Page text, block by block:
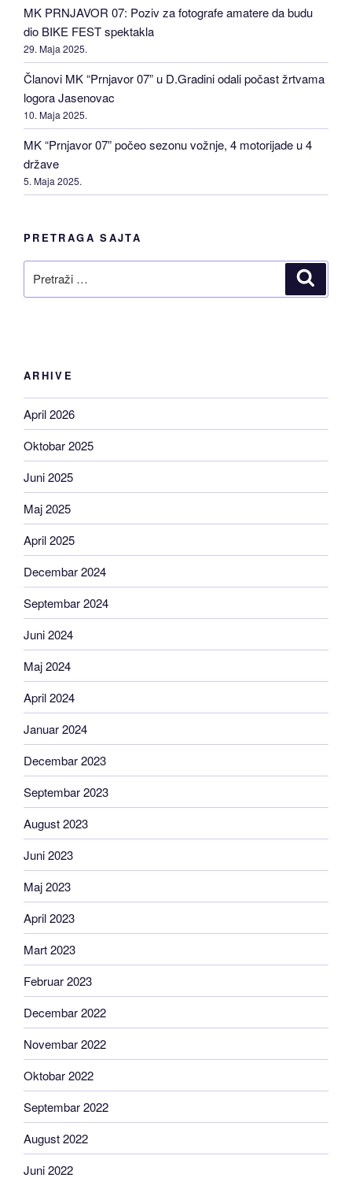
MK PRNJAVOR 07: Poziv za fotografe amatere da budu
dio BIKE FEST spektakla
29. Maja 2025.
Članovi MK “Prnjavor 07” u D.Gradini odali počast žrtvama
logora Jasenovac
10. Maja 2025.
MK “Prnjavor 07” počeo sezonu vožnje, 4 motorijade u 4
države
5. Maja 2025.
PRETRAGA SAJTA
ARHIVE
April 2026
Oktobar 2025
Juni 2025
Maj 2025
April 2025
Decembar 2024
Septembar 2024
Juni 2024
Maj 2024
April 2024
Januar 2024
Decembar 2023
Septembar 2023
August 2023
Juni 2023
Maj 2023
April 2023
Mart 2023
Februar 2023
Decembar 2022
Novembar 2022
Oktobar 2022
Septembar 2022
August 2022
Juni 2022